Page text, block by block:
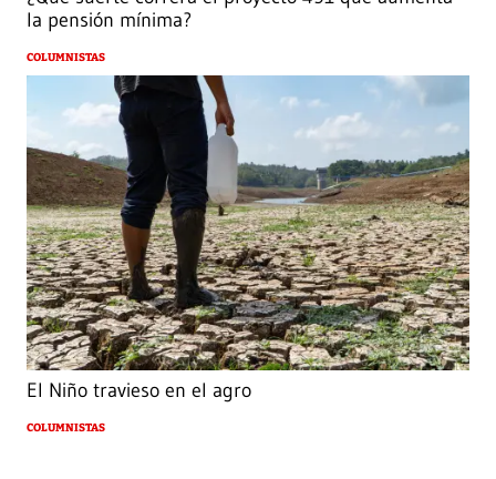
la pensión mínima?
COLUMNISTAS
El Niño travieso en el agro
COLUMNISTAS